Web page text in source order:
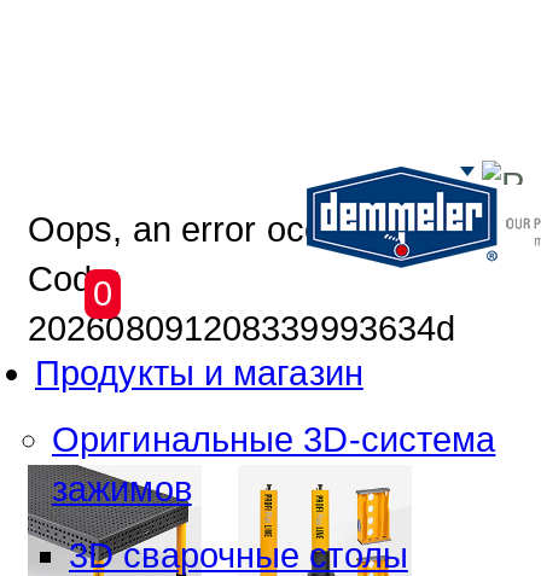
Перейти к основному
0
Продукты и магазин
Оригинальные 3D-система
зажимов
3D сварочные столы
Oops, an error occurred!
Code:
202608091208339993634d